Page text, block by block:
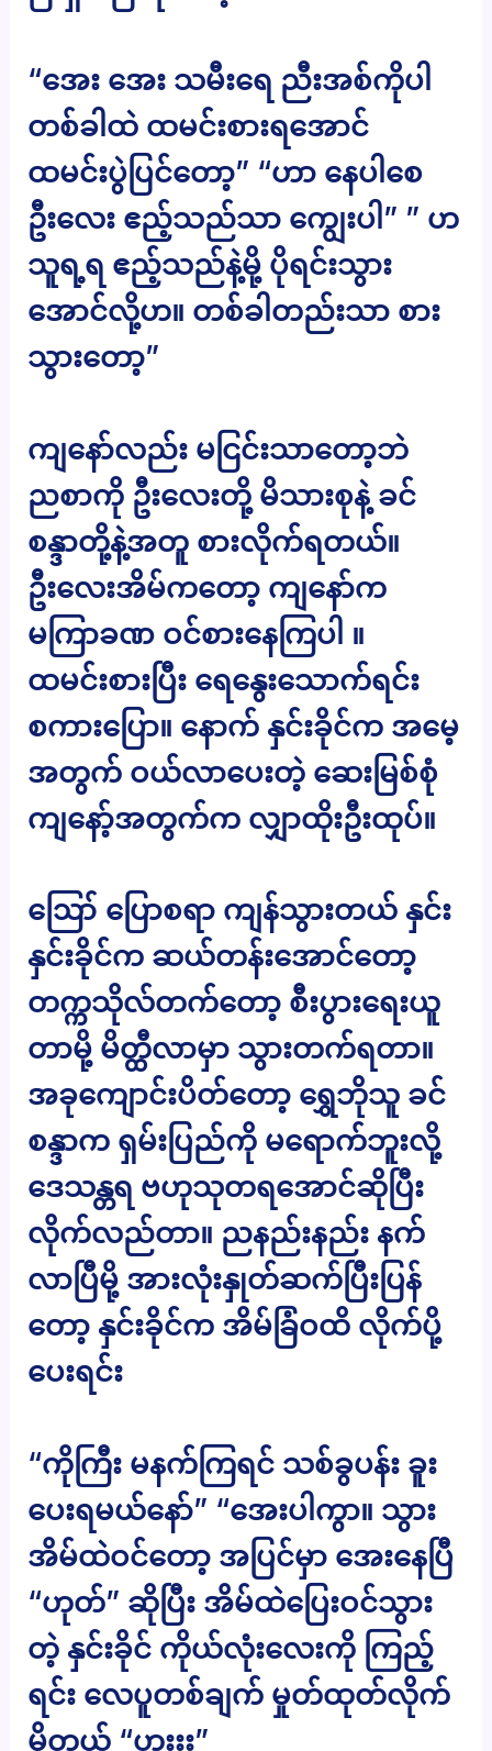
“အေး အေး သမီးရေ ညီးအစ်ကိုပါ
တစ်ခါထဲ ထမင်းစားရအောင်
ထမင်းပွဲပြင်တော့” “ဟာ နေပါစေ
ဦးလေး ဧည့်သည်သာ ကျွေးပါ” ” ဟ
သူရ့ရ ဧည့်သည်နဲ့မို့ ပိုရင်းသွား
အောင်လို့ဟ။ တစ်ခါတည်းသာ စား
သွားတော့”
ကျနော်လည်း မငြင်းသာတော့ဘဲ
ညစာကို ဦးလေးတို့ မိသားစုနဲ့ ခင်
စန္ဒာတို့နဲ့အတူ စားလိုက်ရတယ်။
ဦးလေးအိမ်ကတော့ ကျနော်က
မကြာခဏ ဝင်စားနေကြပါ ။
ထမင်းစားပြီး ရေနွေးသောက်ရင်း
စကားပြော။ နောက် နှင်းခိုင်က အမေ့
အတွက် ဝယ်လာပေးတဲ့ ဆေးမြစ်စုံ
ကျနော့်အတွက်က လျှာထိုးဦးထုပ်။
ဪ ပြောစရာ ကျန်သွားတယ် နှင်း
နှင်းခိုင်က ဆယ်တန်းအောင်တော့
တက္ကသိုလ်တက်တော့ စီးပွားရေးယူ
တာမို့ မိတ္ထီလာမှာ သွားတက်ရတာ။
အခုကျောင်းပိတ်တော့ ရွှေဘိုသူ ခင်
စန္ဒာက ရှမ်းပြည်ကို မရောက်ဘူးလို့
ဒေသန္တရ ဗဟုသုတရအောင်ဆိုပြီး
လိုက်လည်တာ။ ညနည်းနည်း နက်
လာပြီမို့ အားလုံးနှုတ်ဆက်ပြီးပြန်
တော့ နှင်းခိုင်က အိမ်ခြံဝထိ လိုက်ပို့
ပေးရင်း
“ကိုကြီး မနက်ကြရင် သစ်ခွပန်း ခူး
ပေးရမယ်နော်” “အေးပါကွာ။ သွား
အိမ်ထဲဝင်တော့ အပြင်မှာ အေးနေပြီ
“ဟုတ်” ဆိုပြီး အိမ်ထဲပြေးဝင်သွား
တဲ့ နှင်းခိုင် ကိုယ်လုံးလေးကို ကြည့်
ရင်း လေပူတစ်ချက် မှုတ်ထုတ်လိုက်
မိတယ် “ဟူးးး”